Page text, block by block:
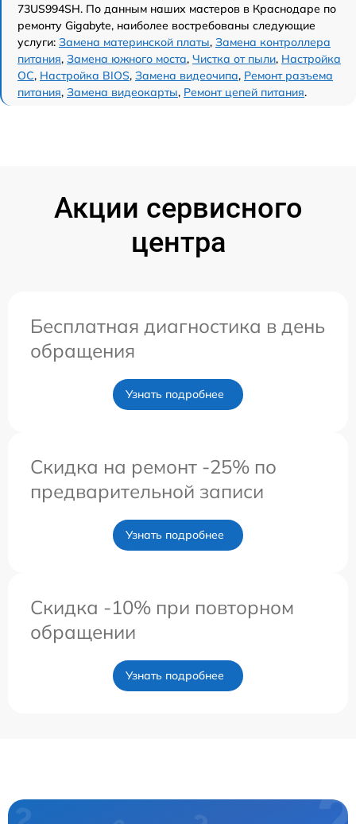
73US994SH. По данным наших мастеров в Краснодаре по
ремонту Gigabyte, наиболее востребованы следующие
услуги: Замена материнской платы, Замена контроллера
питания, Замена южного моста, Чистка от пыли, Настройка
ОС, Настройка BIOS, Замена видеочипа, Ремонт разъема
питания, Замена видеокарты, Ремонт цепей питания.
Акции сервисного
центра
Бесплатная диагностика в день
обращения
Узнать подробнее
Скидка на ремонт -25% по
предварительной записи
Узнать подробнее
Скидка -10% при повторном
обращении
Узнать подробнее